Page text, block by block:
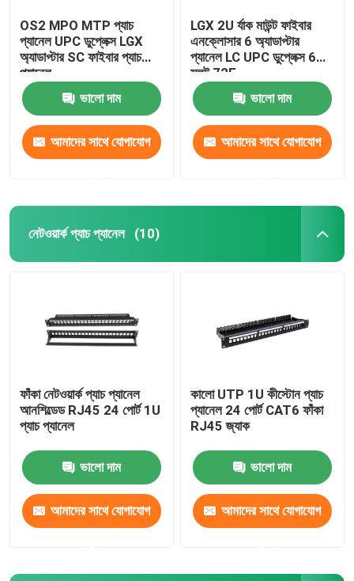
OS2 MPO MTP প্যাচ
প্যানেল UPC ডুপ্লেক্স LGX
অ্যাডাপ্টার SC ফাইবার প্যাচ
প্যানেল
ভালো দাম
আমাদের সাথে যোগাযোগ
LGX 2U র্যাক মাউন্ট ফাইবার
এনক্লোসার 6 অ্যাডাপ্টার
প্যানেল LC UPC ডুপ্লেক্স 6
স্লট 72F
ভালো দাম
আমাদের সাথে যোগাযোগ
নেটওয়ার্ক প্যাচ প্যানেল (10)
ফাঁকা নেটওয়ার্ক প্যাচ প্যানেল
আনশিল্ডেড RJ45 24 পোর্ট 1U
প্যাচ প্যানেল
ভালো দাম
আমাদের সাথে যোগাযোগ
কালো UTP 1U কীস্টোন প্যাচ
প্যানেল 24 পোর্ট CAT6 ফাঁকা
RJ45 জ্যাক
ভালো দাম
আমাদের সাথে যোগাযোগ